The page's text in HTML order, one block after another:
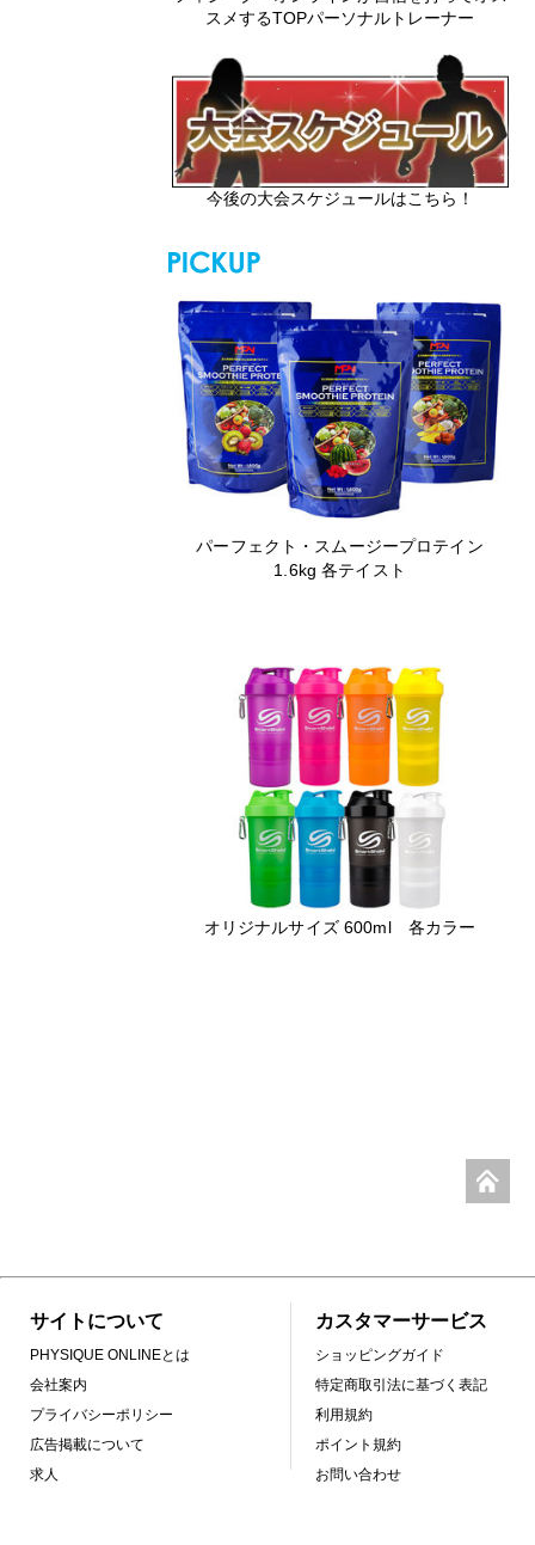
スメするTOPパーソナルトレーナー
今後の大会スケジュールはこちら！
パーフェクト・スムージープロテイン
1.6kg 各テイスト
オリジナルサイズ 600ml 各カラー
サイトについて
PHYSIQUE ONLINEとは
会社案内
プライバシーポリシー
広告掲載について
求人
カスタマーサービス
ショッピングガイド
特定商取引法に基づく表記
利用規約
ポイント規約
お問い合わせ